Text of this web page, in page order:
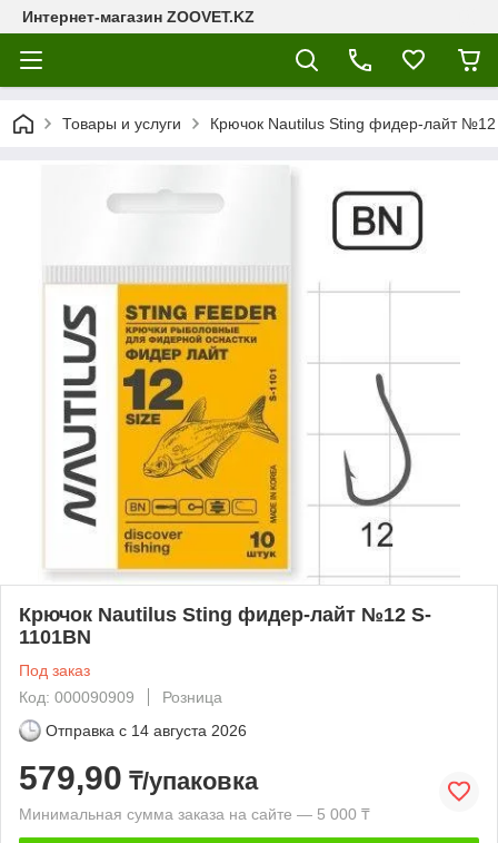
Интернет-магазин ZOOVET.KZ
Товары и услуги Крючок Nautilus Sting фидер-лайт №12
Крючок Nautilus Sting фидер-лайт №12 S-
1101BN
Под заказ
Код: 000090909
Розница
Отправка с 14 августа 2026
579,90 ₸/упаковка
Минимальная сумма заказа на сайте — 5 000 ₸